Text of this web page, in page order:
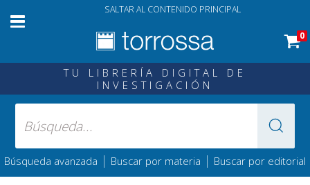
SALTAR AL CONTENIDO PRINCIPAL
0
TU LIBRERÍA DIGITAL DE
INVESTIGACIÓN
Búsqueda avanzada | Buscar por materia | Buscar por editorial